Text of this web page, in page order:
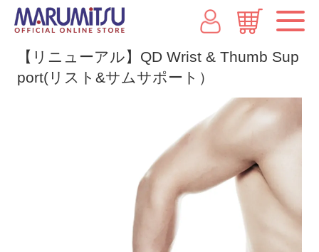
【リニューアル】QD Wrist & Thumb Sup
port(リスト&サムサポート）